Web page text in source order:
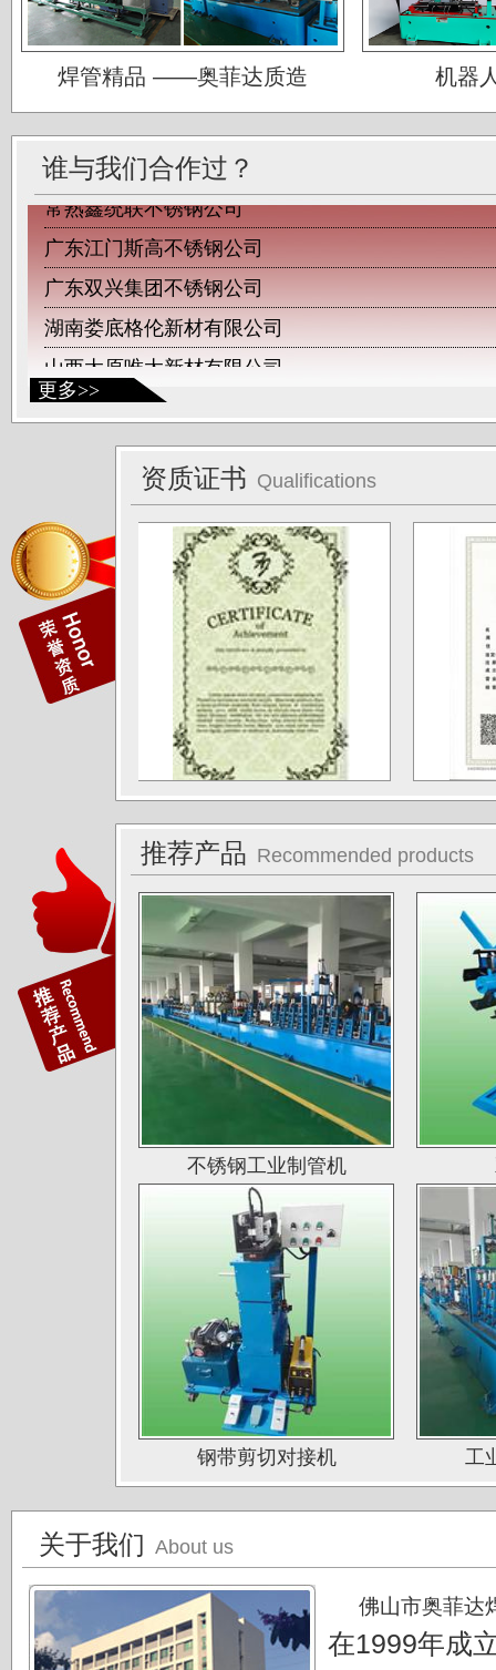
焊管精品 ——奥菲达质造 机器
更多>>
谁与我们合作过？
佛山运升不锈钢厂
宝菜不锈钢科技（昆山）有限公司
苏州圣珀不锈钢制品有限公司
常熟鑫统联不锈钢公司
广东江门斯高不锈钢公司
广东双兴集团不锈钢公司
湖南娄底格伦新材有限公司
山西太原唯太新材有限公司
山西太原大泽不锈钢公司
深圳钛杰公司
佛山南钛制品有限公司
广东德庆康纳国兴公司
唐山海兴金属制品厂
江苏南通中天科技股份有限公司
上海凌士通不锈钢有限公司
江苏无锡应达公司
德阳东方汽轮机厂（东方公司)
湖南湘投金天新材（湘投集团）
江苏中天科技股份有限公司
佛山运升不锈钢厂
宝菜不锈钢科技（昆山）有限公司
苏州圣珀不锈钢制品有限公司
上海华钢不锈钢有限公司
常熟鑫统联不锈钢公司
广东江门斯高不锈钢公司
广东双兴集团不锈钢公司
湖南娄底格伦新材有限公司
山西太原唯太新材有限公司
山西太原大泽不锈钢公司
佛山南钛制品有限公司
广东德庆康纳国兴公司
唐山海兴金属制品厂
江苏南通中天科技股份有限公司
上海凌士通不锈钢有限公司
江苏无锡应达公司
湖南湘投金天新材（湘投集团）
江苏中天科技股份有限公司
资质证书 Qualifications
推荐产品 Recommended products
不锈钢工业制管机
钢带剪切对接机 工
关于我们 About us
佛山市奥菲达
在1999年成